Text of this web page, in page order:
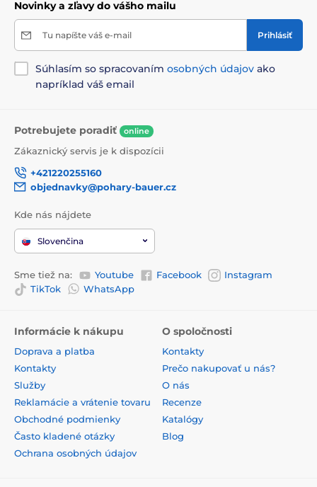
Novinky a zľavy do vášho mailu
Tu napíšte váš e-mail Prihlásiť
Súhlasím so spracovaním osobných údajov ako
napríklad váš email
Potrebujete poradiť online
Zákaznický servis je k dispozícii
+421220255160
objednavky@pohary-bauer.cz
Kde nás nájdete
Slovenčina
Sme tiež na: Youtube Facebook
Instagram
TikTok
WhatsApp
Informácie k nákupu
Doprava a platba
Kontakty
Služby
Reklamácie a vrátenie tovaru
Obchodné podmienky
Často kladené otázky
Ochrana osobných údajov
O spoločnosti
Kontakty
Prečo nakupovať u nás?
O nás
Recenze
Katalógy
Blog